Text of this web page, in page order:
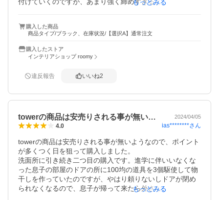
思います。
あと本体はブラックを選びましたが留め金具はシルバーな
ので少し目立ちます。これが黒色だったらもっと良かった
です。
もっとみる
購入した商品
商品タイプ/ブラック、在庫状況/【選択A】通常注文
購入したストア
インテリアショップ roomy
違反報告 いいね2
towerの商品は安売りされる事が無い… 2024/04/05
4.0 ias********さん
towerの商品は安売りされる事が無いようなので、ポイント
が多くつく日を狙って購入しました。
洗面所に引き続き二つ目の購入です。進学に伴いいなくな
った息子の部屋のドアの所に100均の道具を3個駆使して物
干しを作っていたのですが、やはり頼りないしドアが閉め
られなくなるので、息子が帰って来たら外さないといけな
もっとみる